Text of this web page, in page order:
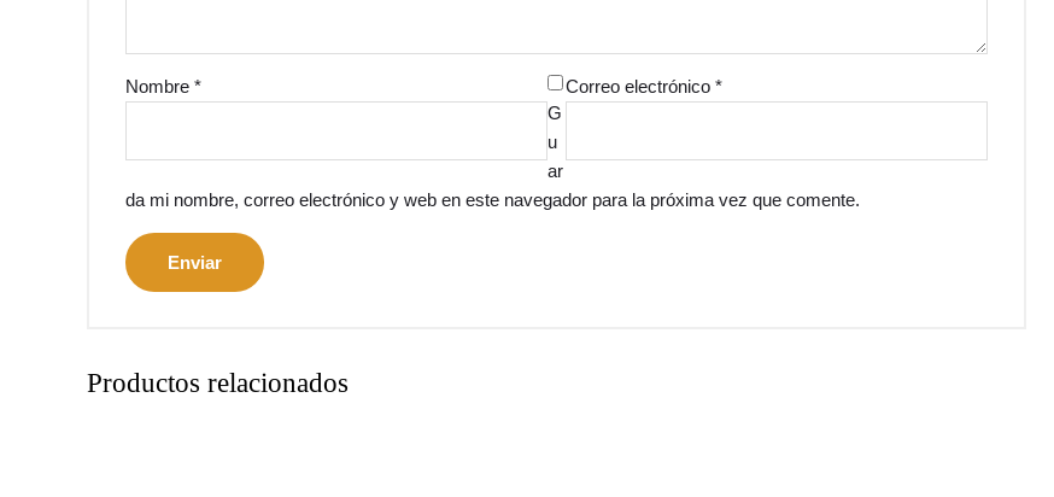
Nombre * Correo electrónico *
G
u
ar
da mi nombre, correo electrónico y web en este navegador para la próxima vez que comente.
Productos relacionados